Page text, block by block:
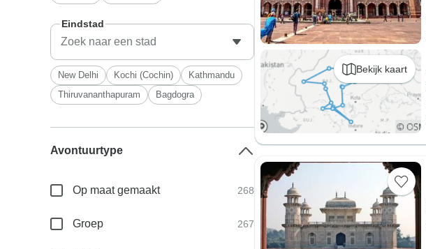
Bekijk kaart
Eindstad
New Delhi Kochi (Cochin)
Kathmandu
Thiruvananthapuram
Bagdogra
Avontuurtype
Op maat gemaakt 268
Groep 267